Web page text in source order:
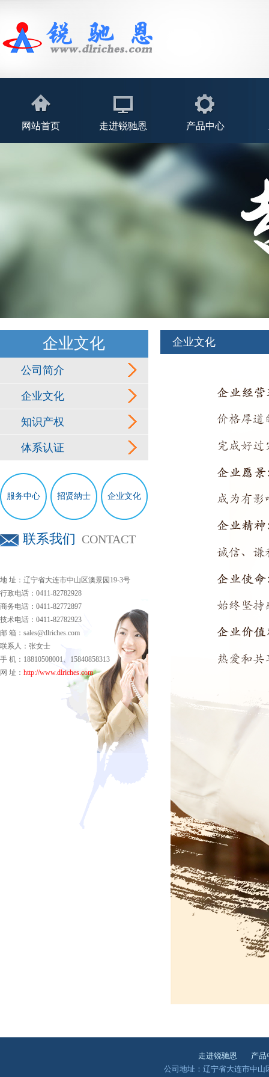
网站首页 走进锐驰恩 产品中心
企业文化
公司简介
企业文化
知识产权
体系认证
服务中心 招贤纳士 企业文化
联系我们 CONTACT
地 址：辽宁省大连市中山区澳景园19-3号
行政电话：0411-82782928
商务电话：0411-82772897
技术电话：0411-82782923
邮 箱：sales@dlriches.com
联系人：张女士
手 机：18810508001、15840858313
网 址： http://www.dlriches.com
企业文化
走进锐驰恩
产品
公司地址：辽宁省大连市中